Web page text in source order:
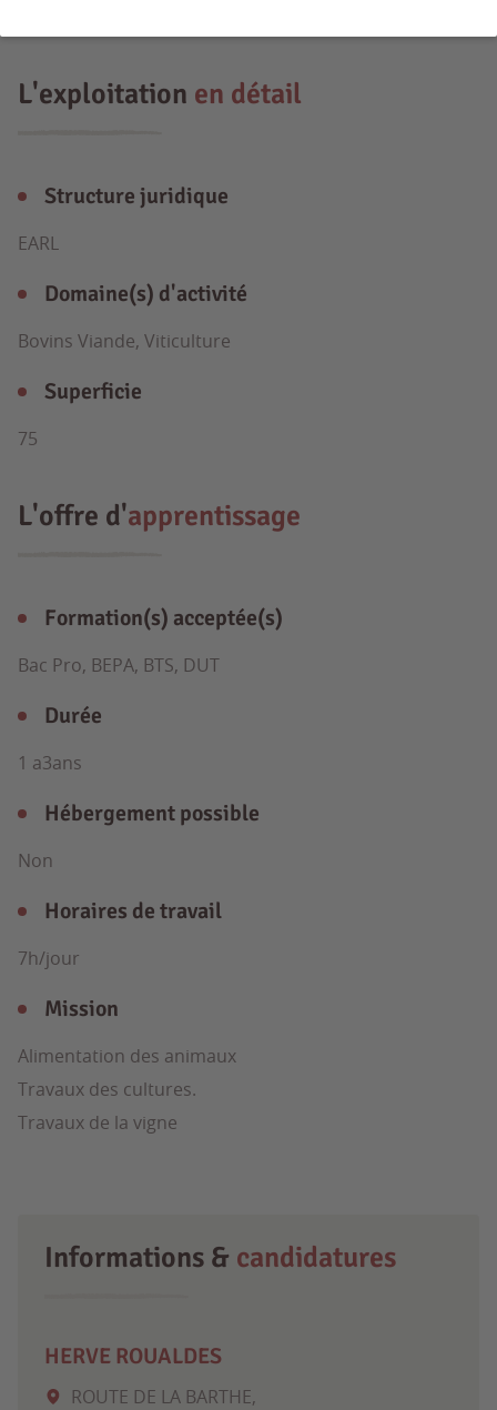
L'exploitation en détail
Structure juridique
EARL
Domaine(s) d'activité
Bovins Viande, Viticulture
Superficie
75
L'offre d'apprentissage
Formation(s) acceptée(s)
Bac Pro, BEPA, BTS, DUT
Durée
1 a3ans
Hébergement possible
Non
Horaires de travail
7h/jour
Mission
Alimentation des animaux
Travaux des cultures.
Travaux de la vigne
Informations & candidatures
HERVE ROUALDES
ROUTE DE LA BARTHE,